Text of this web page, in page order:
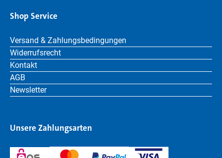
Shop Service
Versand & Zahlungsbedingungen
Widerrufsrecht
Kontakt
AGB
Newsletter
Unsere Zahlungsarten